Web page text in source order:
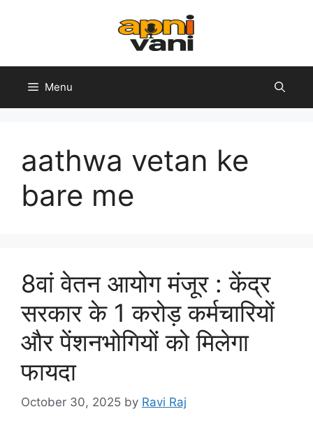
Menu
aathwa vetan ke
bare me
8वां वेतन आयोग मंजूर : केंद्र
सरकार के 1 करोड़ कर्मचारियों
और पेंशनभोगियों को मिलेगा
फायदा
October 30, 2025 by Ravi Raj